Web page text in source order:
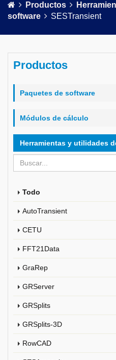
Productos
software
SESTransient
Productos
Paquetes de software
Módulos de cálculo
Herramientas y utilidades
Todo
AutoTransient
CETU
FFT21Data
GraRep
GRServer
GRSplits
GRSplits-3D
RowCAD